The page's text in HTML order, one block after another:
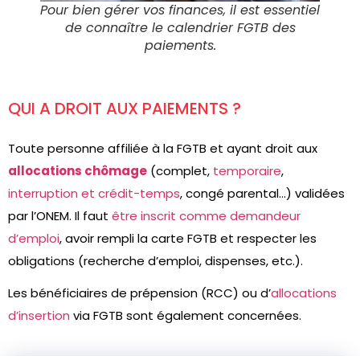
Pour bien gérer vos finances, il est essentiel
de connaître le calendrier FGTB des
paiements.
QUI A DROIT AUX PAIEMENTS ?
Toute personne affiliée à la FGTB et ayant droit aux
allocations chômage (complet, temporaire,
interruption et crédit-temps, congé parental…) validées
par l’ONEM. Il faut être inscrit comme demandeur
d’emploi, avoir rempli la carte FGTB et respecter les
obligations (recherche d’emploi, dispenses, etc.).
Les bénéficiaires de prépension (RCC) ou d’allocations
d’insertion via FGTB sont également concernées.